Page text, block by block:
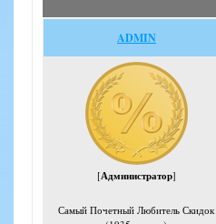
ADMIN
[Администратор]
Самый Почетный Любитель Скидок